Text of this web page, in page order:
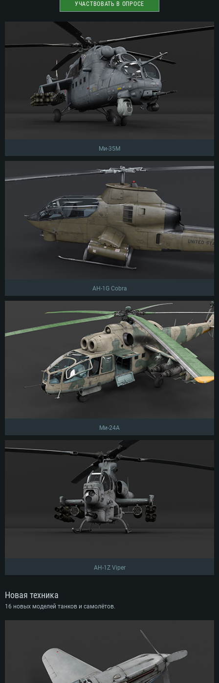
УЧАСТВОВАТЬ В ОПРОСЕ
Ми-35М
AH-1G Cobra
Ми-24А
AH-1Z Viper
Новая техника
16 новых моделей танков и самолётов.